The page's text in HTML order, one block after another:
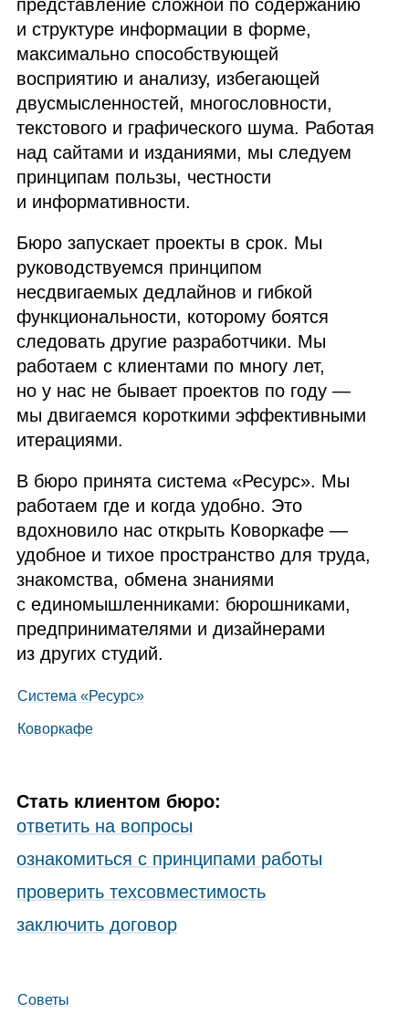
представление сложной по содержанию
и структуре информации в форме,
максимально способствующей
восприятию и анализу, избегающей
двусмысленностей, многословности,
текстового и графического шума. Работая
над сайтами и изданиями, мы следуем
принципам пользы, честности
и информативности.
Бюро запускает проекты в срок. Мы
руководствуемся принципом
несдвигаемых дедлайнов и гибкой
функциональности, которому боятся
следовать другие разработчики. Мы
работаем с клиентами по многу лет,
но у нас не бывает проектов по году —
мы двигаемся короткими эффективными
итерациями.
В бюро принята система «Ресурс». Мы
работаем где и когда удобно. Это
вдохновило нас открыть Коворкафе —
удобное и тихое пространство для труда,
знакомства, обмена знаниями
с единомышленниками: бюрошниками,
предпринимателями и дизайнерами
из других студий.
Система «Ресурс»
Коворкафе
Стать клиентом бюро:
ответить на вопросы
ознакомиться с принципами работы
проверить техсовместимость
заключить договор
Советы